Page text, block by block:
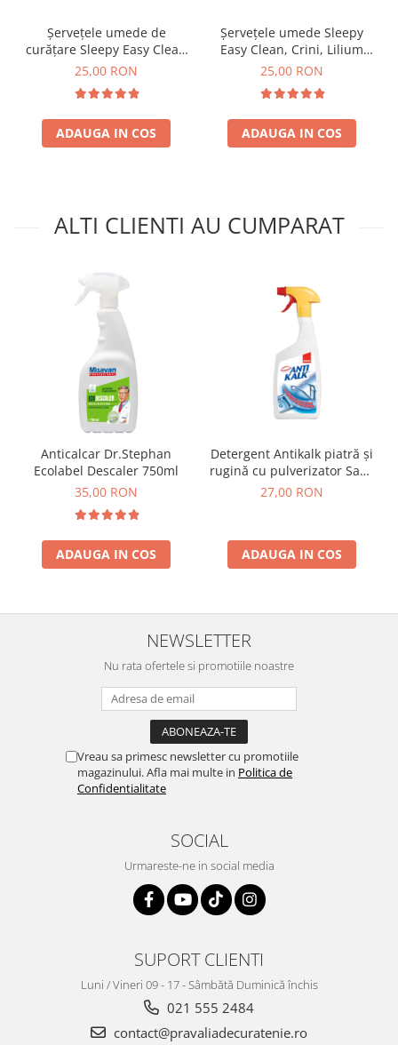
Șervețele umede de
curățare Sleepy Easy Clean
Bucătărie Degresante cu
25,00 RON
ADAUGA IN COS
Șervețele umede Sleepy
Easy Clean, Crini, Lilium
Bouquet multisuprafețe,
25,00 RON
ADAUGA IN COS
ALTI CLIENTI AU CUMPARAT
Anticalcar Dr.Stephan
Ecolabel Descaler 750ml
35,00 RON
ADAUGA IN COS
Detergent Antikalk piatră și
rugină cu pulverizator Sano
1L
27,00 RON
ADAUGA IN COS
NEWSLETTER
Nu rata ofertele si promotiile noastre
Vreau sa primesc newsletter cu promotiile
magazinului. Afla mai multe in Politica de
Confidentialitate
SOCIAL
Urmareste-ne in social media
SUPORT CLIENTI
Luni / Vineri 09 - 17 - Sâmbătă Duminică închis
021 555 2484
contact@pravaliadecuratenie.ro